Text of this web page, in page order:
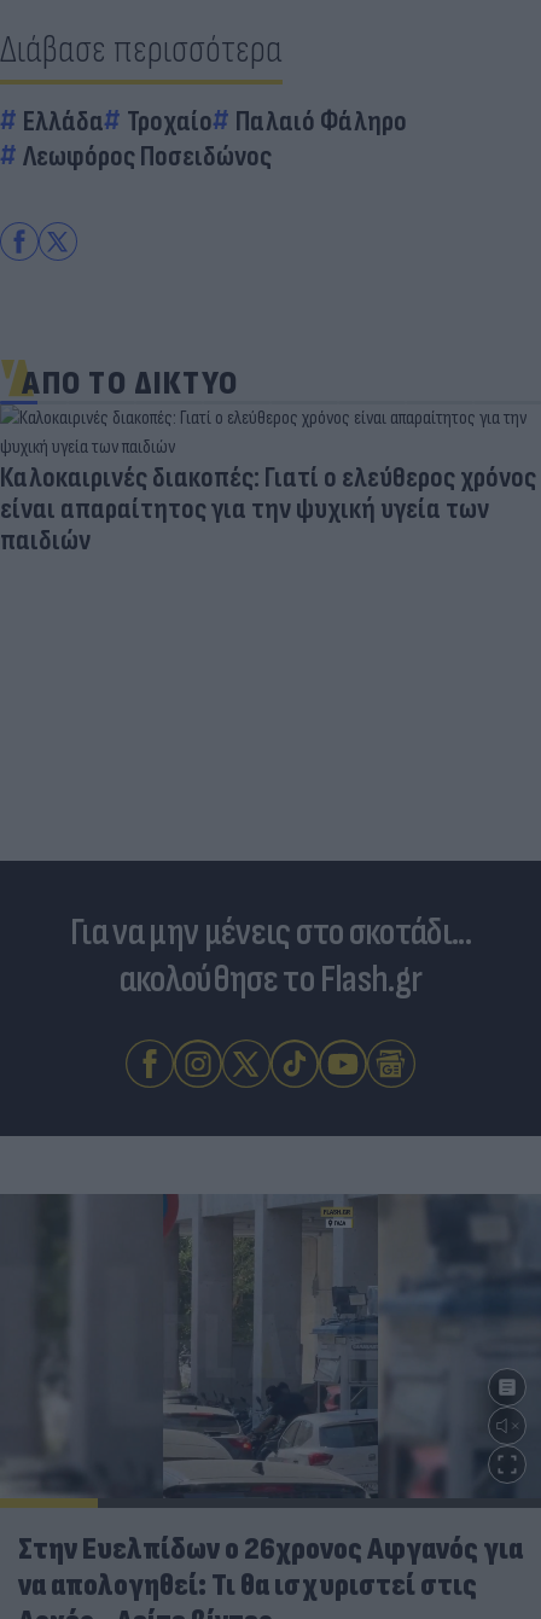
Διάβασε περισσότερα
Ελλάδα Τροχαίο
Παλαιό Φάληρο
Λεωφόρος Ποσειδώνος
ΑΠΟ ΤΟ ΔΙΚΤΥΟ
Νέο εμφύτευμα για τον καρκίνο των ωοθηκών
χορηγεί θεραπεία και "κατασκοπεύει" τον όγκο
Για να μην μένεις στο σκοτάδι...
ακολούθησε το Flash.gr
Στην Ευελπίδων ο 26χρονος Αφγανός για
να απολογηθεί: Τι θα ισχυριστεί στις